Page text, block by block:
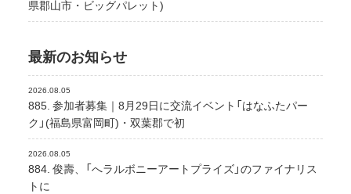
県郡山市・ビッグパレット)
最新のお知らせ
2026.08.05
885. 参加者募集｜8月29日に交流イベント「はなふたパー
ク」(福島県富岡町)・双葉郡で初
2026.08.05
884. 俊壽、「へラルボニーアートプライズ」のファイナリス
トに